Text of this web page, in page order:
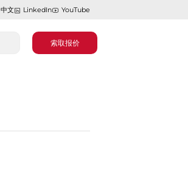
中文 LinkedIn YouTube
索取报价